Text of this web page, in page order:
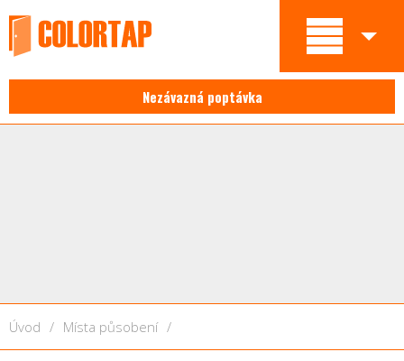
Nezávazná poptávka
Úvod / Místa působení /